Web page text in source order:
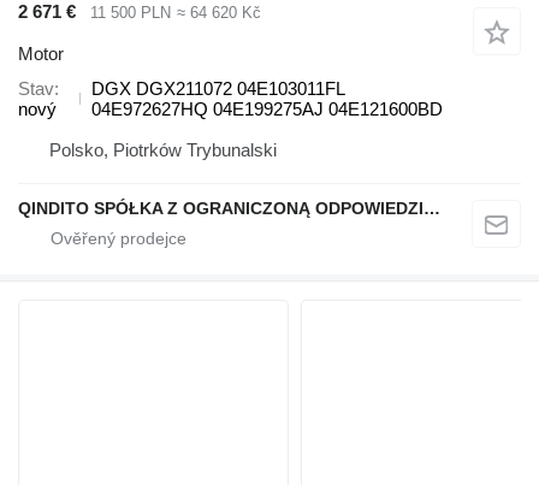
2 671 € 11 500 PLN ≈ 64 620 Kč
Motor
Stav
nový
DGX DGX211072 04E103011FL
04E972627HQ 04E199275AJ 04E121600BD
Polsko, Piotrków Trybunalski
QINDITO SPÓŁKA Z OGRANICZONĄ ODPOWIEDZIALNOŚCIĄ